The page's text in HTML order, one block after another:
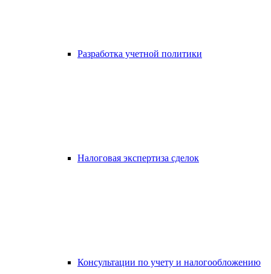
Разработка учетной политики
Налоговая экспертиза сделок
Консультации по учету и налогообложению